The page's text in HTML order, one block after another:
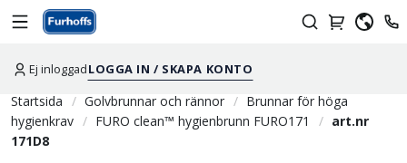
Ej inloggadLOGGA IN / SKAPA KONTO
Startsida Golvbrunnar och rännor
Brunnar för höga
hygienkrav
FURO clean™ hygienbrunn FURO171
art.nr
171D8